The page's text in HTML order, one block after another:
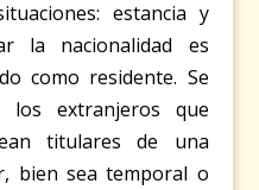
estancia y
la nacionalidad es
como residente. Se
los extranjeros que
titulares de una
bien sea temporal o